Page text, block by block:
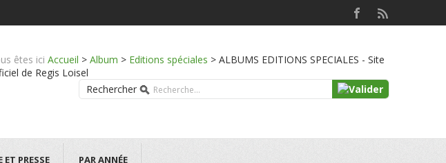
êtes ici Accueil > Album > Editions spéciales > ALBUMS EDITIONS SPECIALES - Site
de Regis Loisel
Rechercher
ET PRESSE PAR ANNÉE